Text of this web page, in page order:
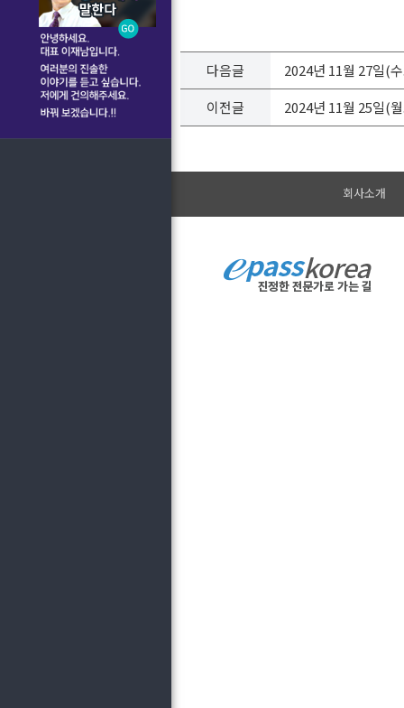
다음글
2024년 11월 27일(
이전글
2024년 11월 25일(
회사소개